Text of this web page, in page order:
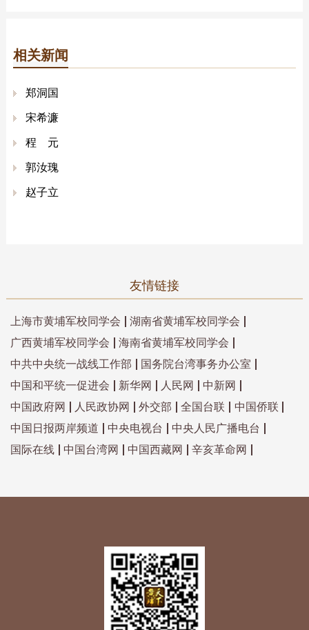
相关新闻
郑洞国
宋希濂
程 元
郭汝瑰
赵子立
友情链接
上海市黄埔军校同学会
湖南省黄埔军校同学会
广西黄埔军校同学会
海南省黄埔军校同学会
中共中央统一战线工作部
国务院台湾事务办公室
中国和平统一促进会
新华网 人民网
中新网
中国政府网
人民政协网 外交部 全国台联
中国侨联
中国日报两岸频道
中央电视台
中央人民广播电台
国际在线
中国台湾网 中国西藏网 辛亥革命网